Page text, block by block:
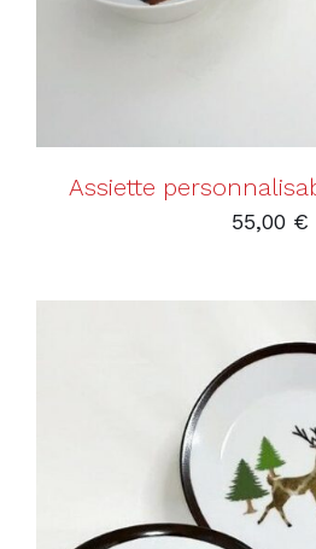
Assiette
55,00 €
AJOUTER AU PANIER